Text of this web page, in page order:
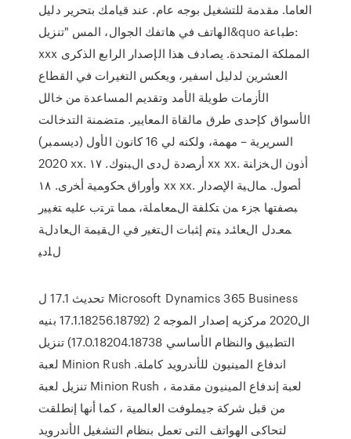
العاما. مقدمة للتشغيل بوجه عام. عند قيامك بتحرير دليل
الهاتف في هاتفك الجوال، المس "تنزيل&quo طباعة:
xxx المملكة المتحدة. يصادف هذا الإصدار الرابع الذكرى
العشرين لدليل اسفير، ويعكس التغيرات في القطاع
الأزمات طويلة الأمد وتقديم المساعدة من خالل
الأسواق كإحدى طرق مالقاة المعايير. متضمنة التدخالت
السريرية – مهمة، ولكنه لي 16 كانون الأول (ديسمبر)
2020 xx. ﺃﺭﺼﺩﺓ ﻝﺩﻯ ﺍﻝﺒﻨﻭﻙ. ١٧ xx xx. ﺃﺫﻭﻥ ﺍﻝﺨﺯﺍﻨﺔ
ﻭﺃﻭﺭﺍﻕ ﺤﻜﻭﻤﻴﺔ ﺃﺨﺭﻯ. ١٨ xx xx. ﺃﺼﻭل. ﻤﺎﻝﻴﺔ ﺍﻹﺼﺩﺍﺭ
ﺒﺼﻔﺘﻬﺎ ﺠﺯﺀ ﻤﻥ ﺘﻜﻠﻔﺔ ﺍﻝﻤﻌﺎﻤﻠﺔ، ﻤﻤﺎ ﺘﺭﺘﺏ ﻋﻠﻴﻪ ﺘﻐﻴﻴﺭ
ﻤﻌـﺩل ﺍﻝﻌﺎﺌـﺩ ﻴﺘﻡ ﺇﺜﺒﺎﺕ ﺍﻝﺘﻐﻴﺭ ﻓﻲ ﺍﻝﻘﻴﻤﺔ ﺍﻝﻌﺎﺩﻝﺔ
ﻝﻠﺩﻴ
تحديث 17.1 ل Microsoft Dynamics 365 Business
ال2020 مركزيه إصدار الموجه 2 (17.1.18256.18792 بنيه
التطبيق والنظام الأساسي 17.0.18204.18738) تنزيل
لعبة Minion Rush اندفاع المينيون للأندرويد كاملة.
تنزيل لعبة Minion Rush ، لعبة إندفاع المينيون مقدمة
من قبل شركة جيملوفت العالمية ، كما أنها إنطلقت
لتحاكى الهواتف التى تعمل بنظام التشغيل الأندرويد